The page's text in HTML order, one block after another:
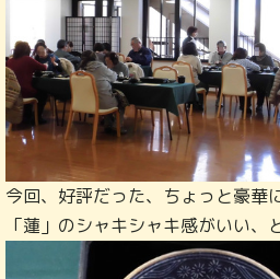
今回、好評だった、ちょっと豪華
「蓮」のシャキシャキ感がいい、